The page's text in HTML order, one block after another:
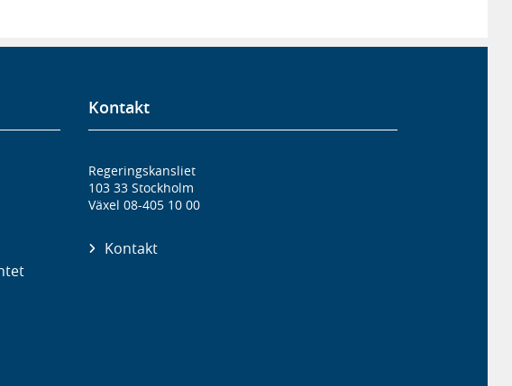
Kontakt
Regeringskansliet
103 33 Stockholm
Växel 08-405 10 00
Kontakt